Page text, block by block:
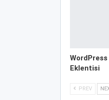
Eklentisi
PREV